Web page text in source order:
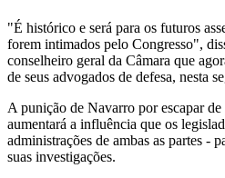
"É histórico e será para os futuros
forem intimados pelo Congresso",
conselheiro geral da Câmara que
de seus advogados de defesa, nesta
A punição de Navarro por escapar
aumentará a influência que os
administrações de ambas as partes -
suas investigações.